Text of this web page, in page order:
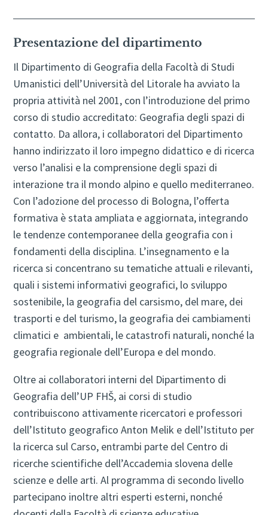
Presentazione del dipartimento
Il Dipartimento di Geografia della Facoltà di Studi
Umanistici dell’Università del Litorale ha avviato la
propria attività nel 2001, con l’introduzione del primo
corso di studio accreditato: Geografia degli spazi di
contatto. Da allora, i collaboratori del Dipartimento
hanno indirizzato il loro impegno didattico e di ricerca
verso l’analisi e la comprensione degli spazi di
interazione tra il mondo alpino e quello mediterraneo.
Con l’adozione del processo di Bologna, l’offerta
formativa è stata ampliata e aggiornata, integrando
le tendenze contemporanee della geografia con i
fondamenti della disciplina. L’insegnamento e la
ricerca si concentrano su tematiche attuali e rilevanti,
quali i sistemi informativi geografici, lo sviluppo
sostenibile, la geografia del carsismo, del mare, dei
trasporti e del turismo, la geografia dei cambiamenti
climatici e ambientali, le catastrofi naturali, nonché la
geografia regionale dell’Europa e del mondo.
Oltre ai collaboratori interni del Dipartimento di
Geografia dell’UP FHŠ, ai corsi di studio
contribuiscono attivamente ricercatori e professori
dell’Istituto geografico Anton Melik e dell’Istituto per
la ricerca sul Carso, entrambi parte del Centro di
ricerche scientifiche dell’Accademia slovena delle
scienze e delle arti. Al programma di secondo livello
partecipano inoltre altri esperti esterni, nonché